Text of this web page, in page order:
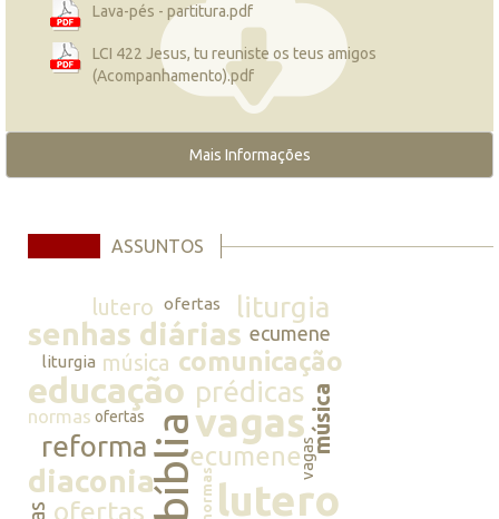
Lava-pés - partitura.pdf
LCI 422 Jesus, tu reuniste os teus amigos
(Acompanhamento).pdf
Mais Informações
ASSUNTOS
lutero ofertas liturgia
senhas diárias ecumene
liturgia música comunicação
educação prédicasmúsica
normas ofertasbíbliavagas
reforma
diaconia
ecumenevagas
ofertas normaslutero